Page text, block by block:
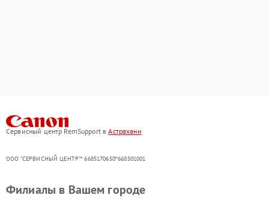
Сервисный центр RemSupport вАстрахани
ООО "СЕРВИСНЫЙ ЦЕНТР"* 6685170650*668501001
Филиалы в Вашем городе